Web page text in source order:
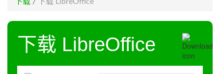
下载 LibreOffice